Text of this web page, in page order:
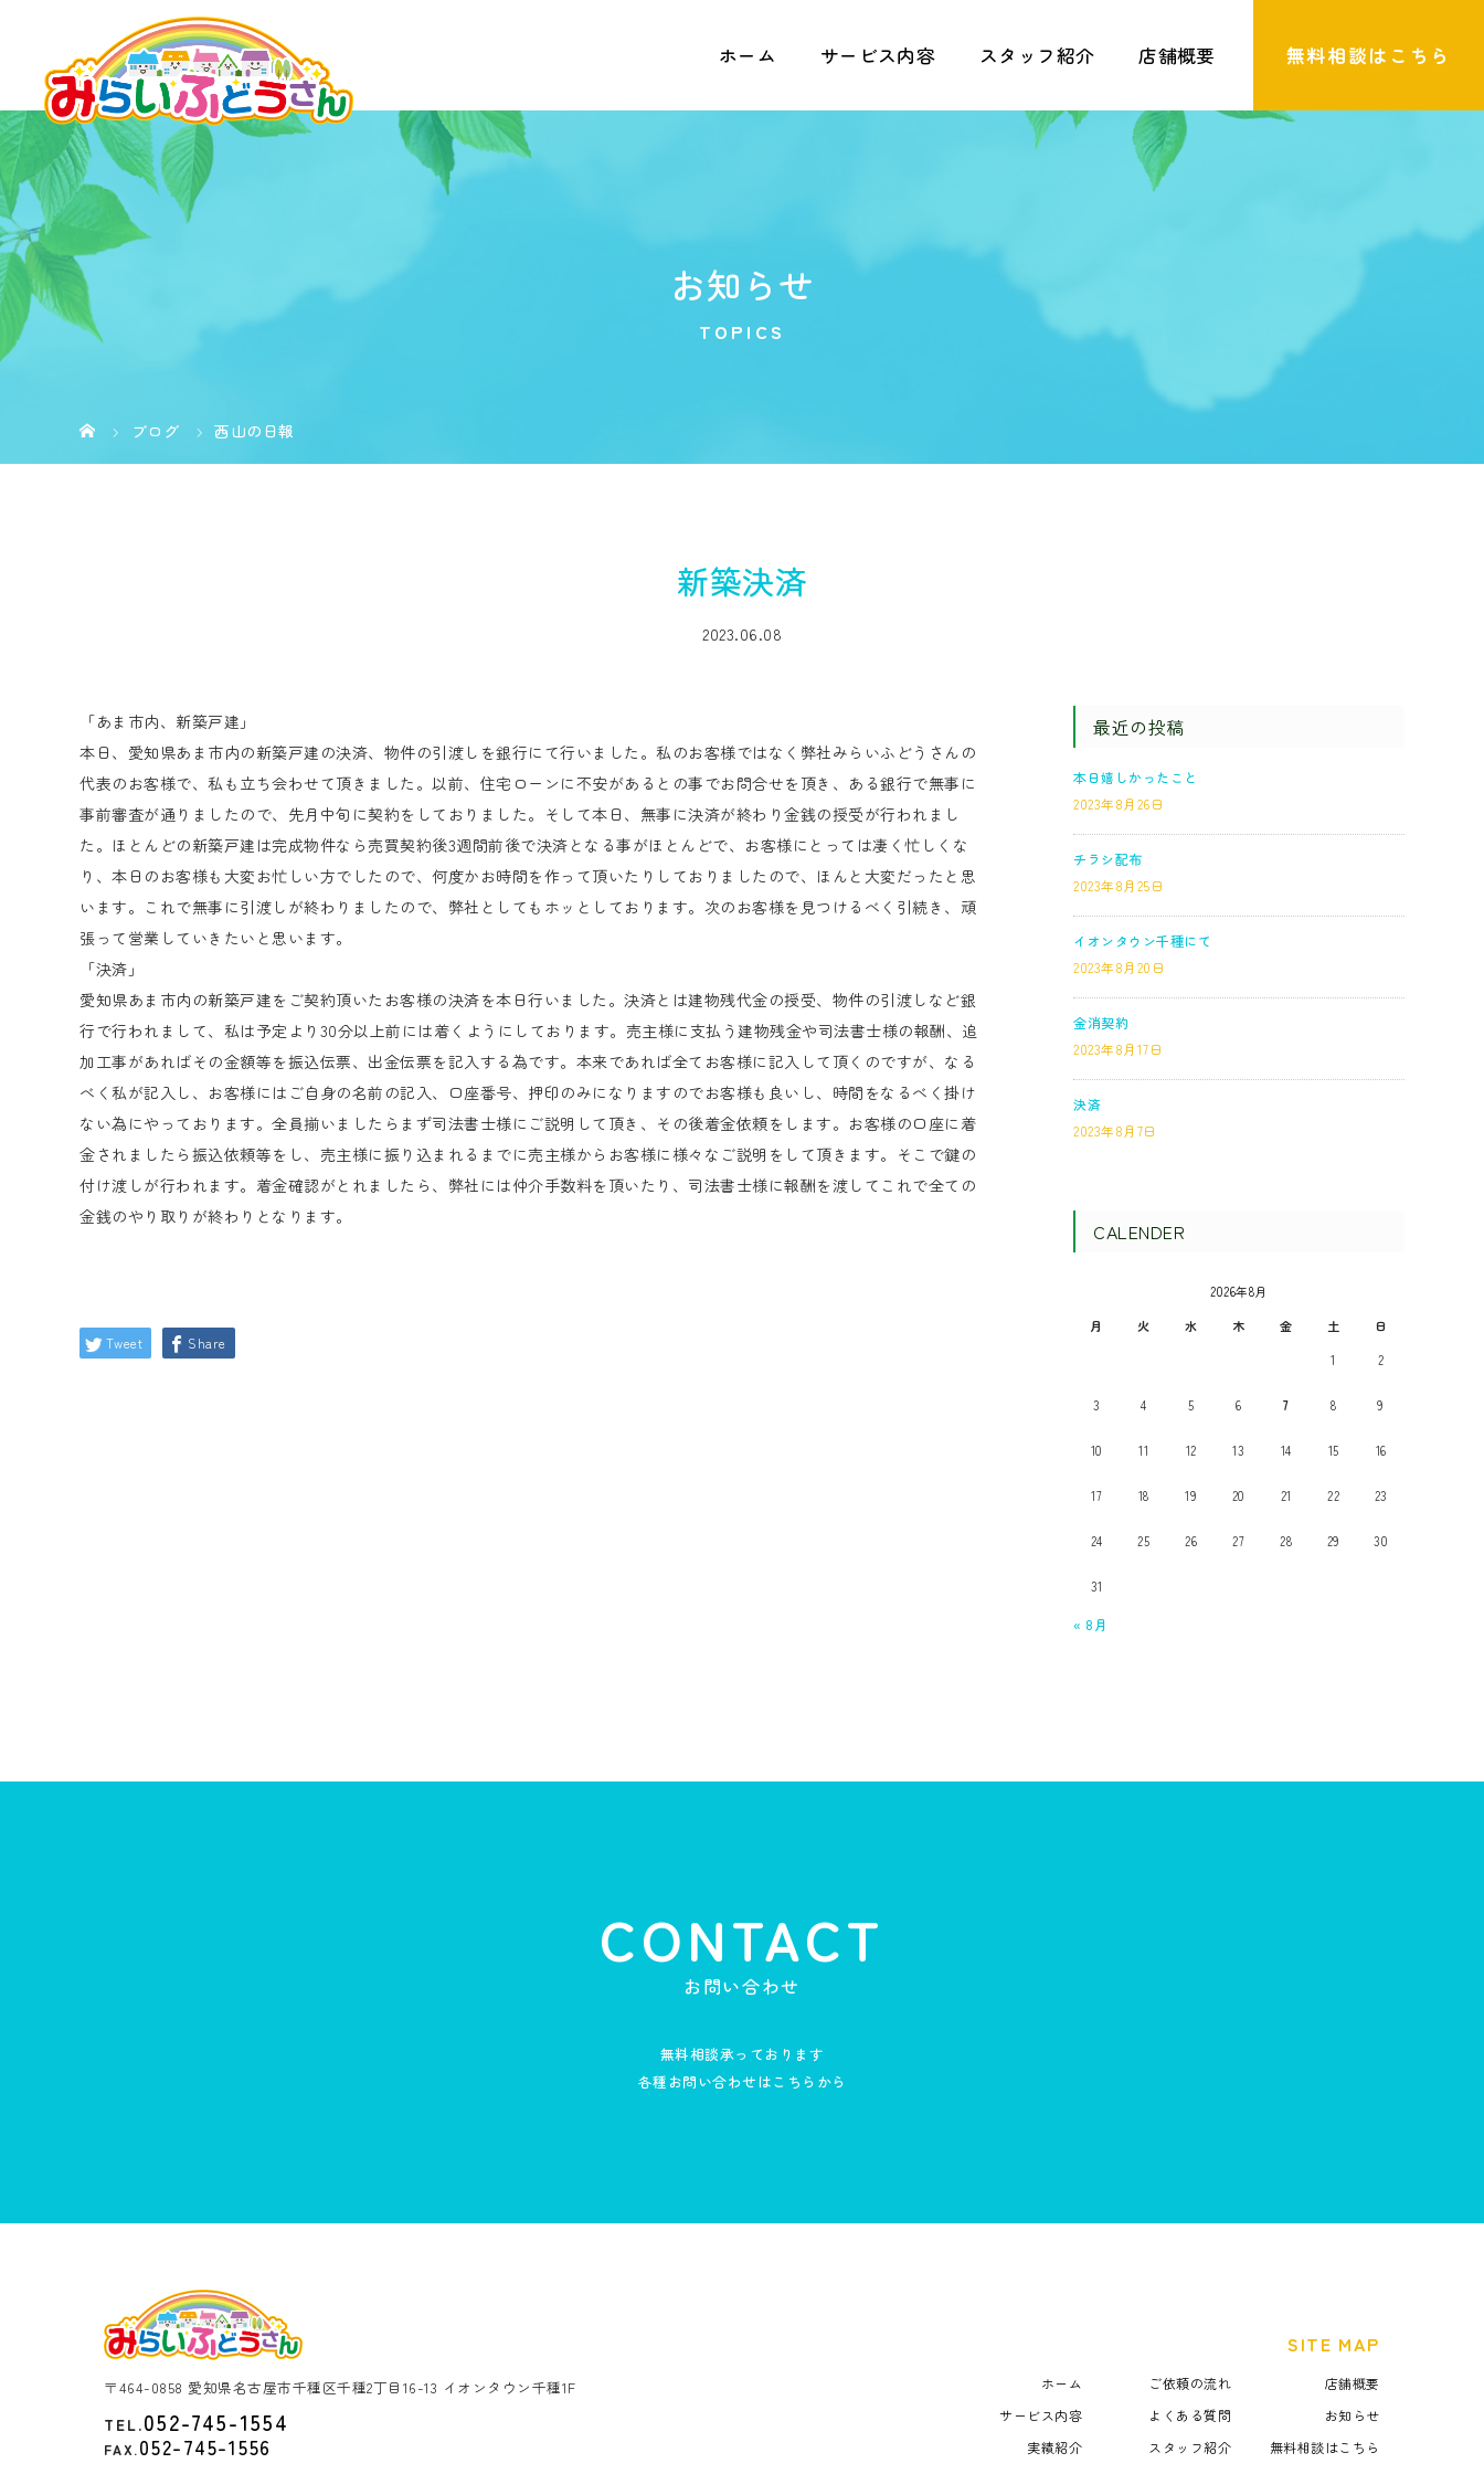
ホーム サービス内容 スタッフ紹介 店舗概要 無料相談はこちら
お知らせ
TOPICS
ブログ 西山の日報
新築決済
2023.06.08
「あま市内、新築戸建」
本日、愛知県あま市内の新築戸建の決済、物件の引渡しを銀行にて行いました。私のお客様ではなく弊社みらいふどうさんの
代表のお客様で、私も立ち会わせて頂きました。以前、住宅ローンに不安があるとの事でお問合せを頂き、ある銀行で無事に
事前審査が通りましたので、先月中旬に契約をしておりました。そして本日、無事に決済が終わり金銭の授受が行われまし
た。ほとんどの新築戸建は完成物件なら売買契約後3週間前後で決済となる事がほとんどで、お客様にとっては凄く忙しくな
り、本日のお客様も大変お忙しい方でしたので、何度かお時間を作って頂いたりしておりましたので、ほんと大変だったと思
います。これで無事に引渡しが終わりましたので、弊社としてもホッとしております。次のお客様を見つけるべく引続き、頑
張って営業していきたいと思います。
「決済」
愛知県あま市内の新築戸建をご契約頂いたお客様の決済を本日行いました。決済とは建物残代金の授受、物件の引渡しなど銀
行で行われまして、私は予定より30分以上前には着くようにしております。売主様に支払う建物残金や司法書士様の報酬、追
加工事があればその金額等を振込伝票、出金伝票を記入する為です。本来であれば全てお客様に記入して頂くのですが、なる
べく私が記入し、お客様にはご自身の名前の記入、口座番号、押印のみになりますのでお客様も良いし、時間をなるべく掛け
ない為にやっております。全員揃いましたらまず司法書士様にご説明して頂き、その後着金依頼をします。お客様の口座に着
金されましたら振込依頼等をし、売主様に振り込まれるまでに売主様からお客様に様々なご説明をして頂きます。そこで鍵の
付け渡しが行われます。着金確認がとれましたら、弊社には仲介手数料を頂いたり、司法書士様に報酬を渡してこれで全ての
金銭のやり取りが終わりとなります。
Tweet Share
最近の投稿
本日嬉しかったこと
2023年8月26日
チラシ配布
2023年8月25日
イオンタウン千種にて
2023年8月20日
金消契約
2023年8月17日
決済
2023年8月7日
CALENDER
2026年8月
月
火 水 木 金 土
日
1
2
3 4 5 6 7 8 9
10 11 12 13 14 15 16
17 18 19 20 21 22 23
24 25 26 27 28 29 30
31
« 8月
CONTACT
お問い合わせ
無料相談承っております
各種お問い合わせはこちらから
〒464-0858 愛知県名古屋市千種区千種2丁目16-13 イオンタウン千種1F
TEL.052-745-1554
FAX.052-745-1556
SITE MAP
ホーム
サービス内容
実績紹介
ご依頼の流れ
よくある質問
スタッフ紹介
店舗概要
お知らせ
無料相談はこちら